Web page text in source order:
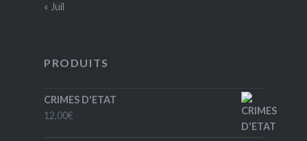
« Juil
PRODUITS
CRIMES D'ETAT
12,00€